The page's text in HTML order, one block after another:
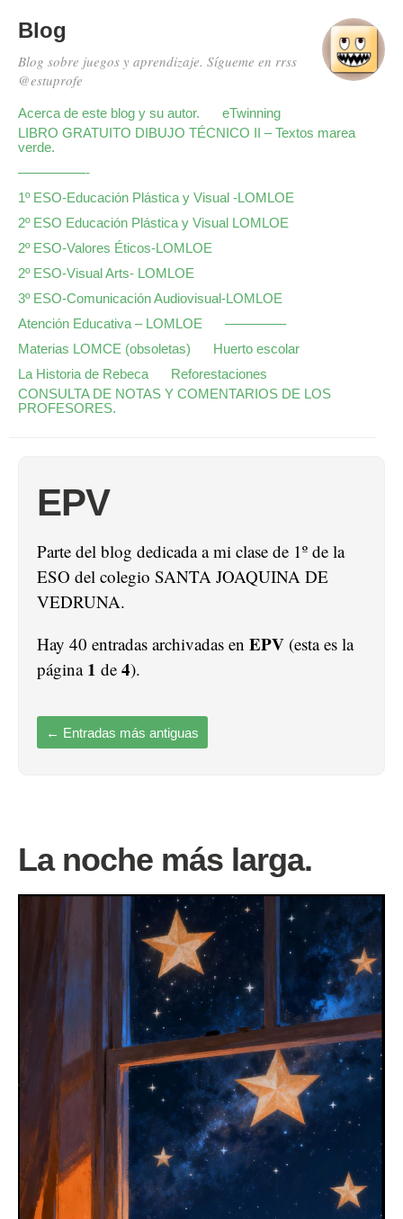
Blog
Blog sobre juegos y aprendizaje. Sígueme en rrss
@estuprofe
Acerca de este blog y su autor.
eTwinning
LIBRO GRATUITO DIBUJO TÉCNICO II – Textos marea
verde.
—————-
1º ESO-Educación Plástica y Visual -LOMLOE
2º ESO Educación Plástica y Visual LOMLOE
2º ESO-Valores Éticos-LOMLOE
2º ESO-Visual Arts- LOMLOE
3º ESO-Comunicación Audiovisual-LOMLOE
Atención Educativa – LOMLOE
————–
Materias LOMCE (obsoletas)
Huerto escolar
La Historia de Rebeca
Reforestaciones
CONSULTA DE NOTAS Y COMENTARIOS DE LOS
PROFESORES.
EPV
Parte del blog dedicada a mi clase de 1º de la
ESO del colegio SANTA JOAQUINA DE
VEDRUNA.
Hay 40 entradas archivadas en EPV (esta es la
página 1 de 4).
← Entradas más antiguas
La noche más larga.